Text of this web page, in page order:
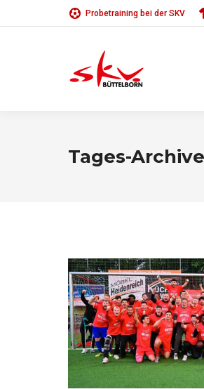
Probetraining bei der SKV
Tages-